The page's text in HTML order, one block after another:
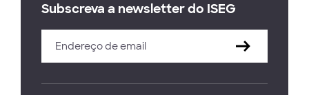
Subscreva a newsletter do ISEG